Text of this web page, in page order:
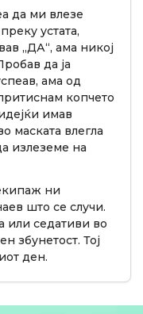
да ми влезе
устата,
„ДА“, ама никој
да ја
ама од
копчето
имав
маската влегла
излеземе на
ни
што се случи.
или седативи во
збунетост. Тој
ден.